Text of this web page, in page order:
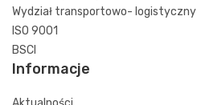
Wydział transportowo- logistyczny
ISO 9001
BSCI
Informacje